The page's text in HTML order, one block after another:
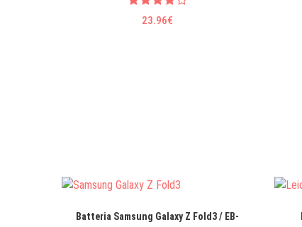
23.96€
Batteria Samsung Galaxy Z Fold3 / EB-